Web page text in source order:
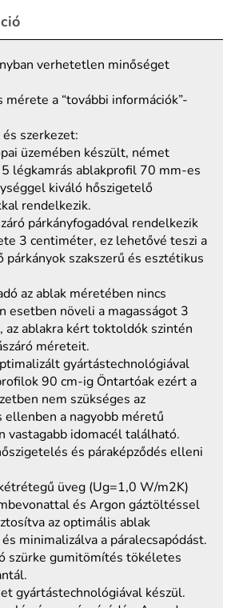
verhetetlen minőséget
mérete a “további információk”-
szerkezet:
üzemében készült, német
légkamrás ablakprofil 70 mm-es
kiváló hőszigetelő
rendelkezik.
párkányfogadóval rendelkezik
3 centiméter, ez lehetővé teszi a
párkányok szakszerű és esztétikus
az ablak méretében nincs
esetben növeli a magasságot 3
ablakra kért toktoldók szintén
méreteit.
gyártástechnológiával
90 cm-ig Öntartóak ezért a
nem szükséges az
ellenben a nagyobb méretű
vastagabb idomacél található.
és páraképződés elleni
üveg (Ug=1,0 W/m2K)
és Argon gáztöltéssel
az optimális ablak
minimalizálva a páralecsapódást.
szürke gumitömítés tökéletes
gyártástechnológiával készül.